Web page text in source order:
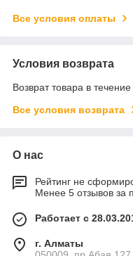
Все условия оплаты
Условия возврата
Возврат товара в
Все условия возврата
О нас
Рейтинг не
Менее 5 отзывов за
Работает с
г. Алматы